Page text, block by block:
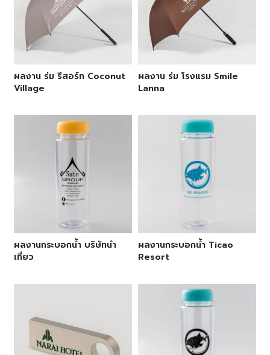
ผลงาน ร่ม รีสอร์ท Coconut
Village
ผลงาน ร่ม โรงแรม Smile
Lanna
ผลงานกระบอกน้ำ บริษัทนำ
เที่ยว
ผลงานกระบอกน้ำ Ticao
Resort